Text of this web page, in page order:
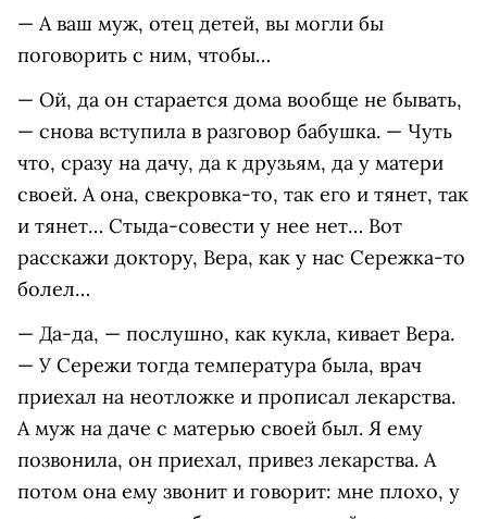
— А ваш муж, отец детей, вы могли бы
поговорить с ним, чтобы…
— Ой, да он старается дома вообще не бывать,
— снова вступила в разговор бабушка. — Чуть
что, сразу на дачу, да к друзьям, да у матери
своей. А она, свекровка-то, так его и тянет, так
и тянет… Стыда-совести у нее нет… Вот
расскажи доктору, Вера, как у нас Сережка-то
болел…
— Да-да, — послушно, как кукла, кивает Вера.
— У Сережи тогда температура была, врач
приехал на неотложке и прописал лекарства.
А муж на даче с матерью своей был. Я ему
позвонила, он приехал, привез лекарства. А
потом она ему звонит и говорит: мне плохо, у